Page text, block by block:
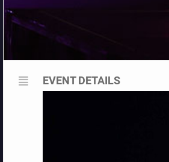
EVENT DETAILS